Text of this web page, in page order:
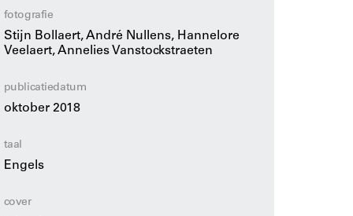
haar naslagwerk The Vertical Urban Factory.
eerder betrokken bij the Mayor of London
fotografie
Stijn Bollaert, André Nullens, Hannelore
Veelaert, Annelies Vanstockstraeten
publicatiedatum
oktober 2018
taal
Engels
cover